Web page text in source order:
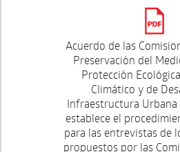
Acuerdo de las
Preservación del
Protección
Climático y de
Infraestructura Urbana
establece el
para las entrevistas de
propuestos por las